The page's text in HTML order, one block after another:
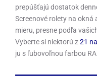
prepúšťajú dostatok
Screenové rolety na okná
mieru, presne podľa
Vyberte si niektorú z21
ju s ľubovoľnou farbou